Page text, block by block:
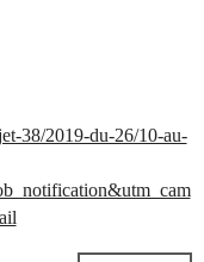
38/2019-du-26/10-au-